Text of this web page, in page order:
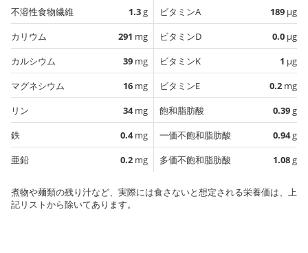
不溶性食物繊維
1.3g
カリウム
291 mg
カルシウム
39 mg
マグネシウム
16 mg
リン
34mg
鉄
0.4mg
亜鉛
0.2 mg
ビタミンA
189 µg
ビタミンD
0.0 µg
ビタミンK
1 µg
ビタミンE
0.2 mg
飽和脂肪酸
0.39g
一価不飽和脂肪酸
0.94g
多価不飽和脂肪酸
1.08g
煮物や麺類の残り汁など、実際には食さないと想定される栄養価は、上
記リストから除いてあります。